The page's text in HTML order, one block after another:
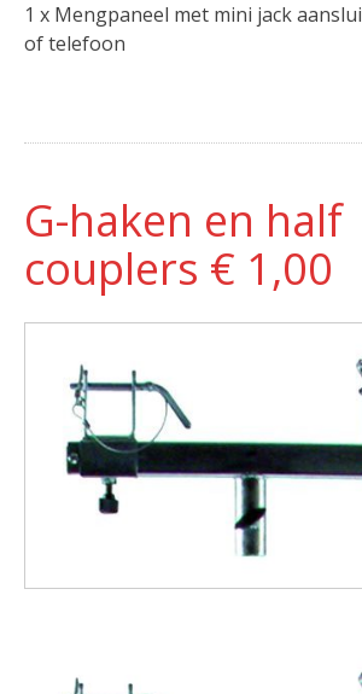
1 x Mengpaneel met mini jack
of telefoon
G-haken en half
couplers € 1,00